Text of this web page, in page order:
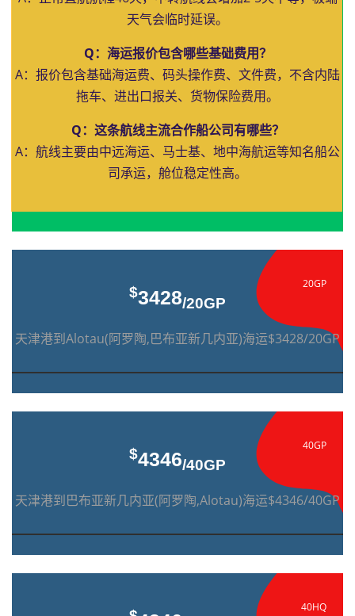
天气会临时延误。
Q：海运报价包含哪些基础费用？
A：报价包含基础海运费、码头操作费、文件费，不含内陆
拖车、进出口报关、货物保险费用。
Q：这条航线主流合作船公司有哪些？
A：航线主要由中远海运、马士基、地中海航运等知名船公
司承运，舱位稳定性高。
20GP
$3428/20GP
天津港到Alotau(阿罗陶,巴布亚新几内亚)海运$3428/20GP
40GP
$4346/40GP
天津港到巴布亚新几内亚(阿罗陶,Alotau)海运$4346/40GP
40HQ